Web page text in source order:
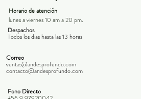
Horario de atención
lunes a viernes 10 am a 20 pm.
Despachos
Todos los dias hasta las 13 horas
Correo
ventas@andesprofundo.com
contacto@andesprofundo.com
Fono Directo